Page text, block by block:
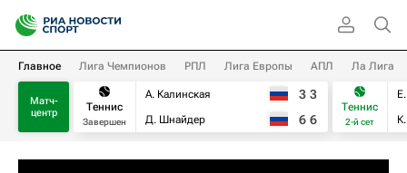
Главное Лига Чемпионов РПЛ Лига Европы АПЛ Ла Лига
Матч-
центр
Теннис
Завершен
А. Калинская
Д. Шнайдер
3 3
6 6
Теннис
2-й сет